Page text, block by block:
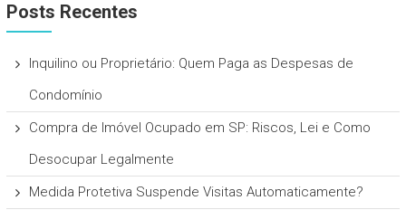
Posts Recentes
Inquilino ou Proprietário: Quem Paga as Despesas de
Condomínio
Compra de Imóvel Ocupado em SP: Riscos, Lei e Como
Desocupar Legalmente
Medida Protetiva Suspende Visitas Automaticamente?